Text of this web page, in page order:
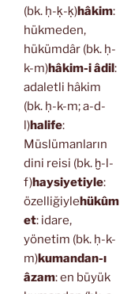
(bk. ḥ-ḳ-ḳ)hâkim:
hükmeden,
hükümdâr (bk. ḥ-
k-m)hâkim-i âdil:
adaletli hâkim
(bk. ḥ-k-m; a-d-
l)halife:
Müslümanların
dini reisi (bk. ḫ-l-
f)haysiyetiyle:
özelliğiylehükûm
et: idare,
yönetim (bk. ḥ-k-
m)kumandan-ı
âzam: en büyük